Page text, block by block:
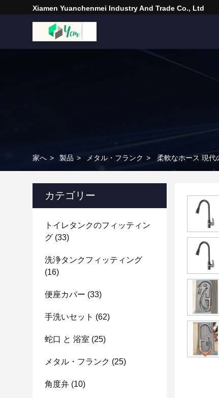
Xiamen Yuanchenmei Industry And Trade Co., Ltd
家へ > 製品 > メタル・フランク > 柔軟なホース 現代
カテゴリー
トイレタンクのフィッティン
グ (33)
洗浄タンクフィッティング
(16)
便座カバー (33)
手洗いセット (62)
蛇口 と 浴室 (25)
メタル・フランク (25)
角度弁 (10)